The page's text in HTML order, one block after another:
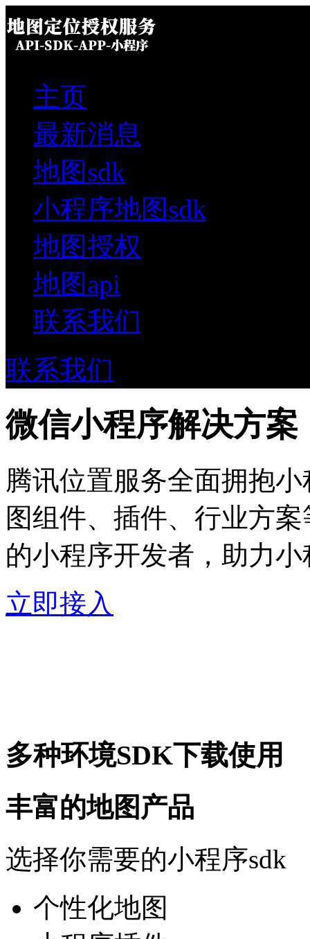
主页
最新消息
地图sdk
小程序地图sdk
地图授权
地图api
联系我们
联系我们
微信小程序解决方案
腾讯位置服务全面拥抱
图组件、插件、行业方
的小程序开发者，助力
立即接入
多种环境SDK下载使用
丰富的地图产品
选择你需要的小程序sdk
个性化地图